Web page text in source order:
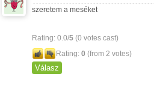
szeretem a meséket
Rating: 0.0/5 (0 votes cast)
Rating: 0 (from 2 votes)
Válasz